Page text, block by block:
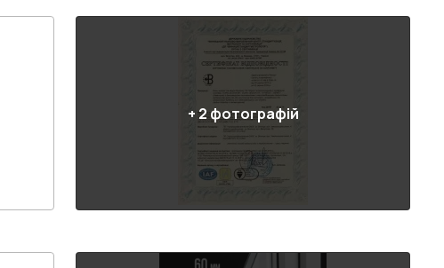
+2 фотографій